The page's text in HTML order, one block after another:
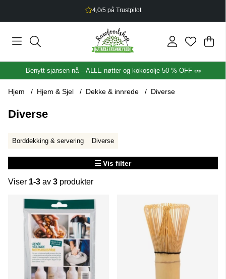
4,0/5 på Trustpilot
.
Benytt sjansen nå – ALLE nøtter og kokosolje 50 % OFF 🥜
Hjem Hjem & Sjel Dekke & innrede Diverse
Diverse
Borddekking & servering Diverse
Vis filter
Viser 1-3 av 3 produkter
Produkter